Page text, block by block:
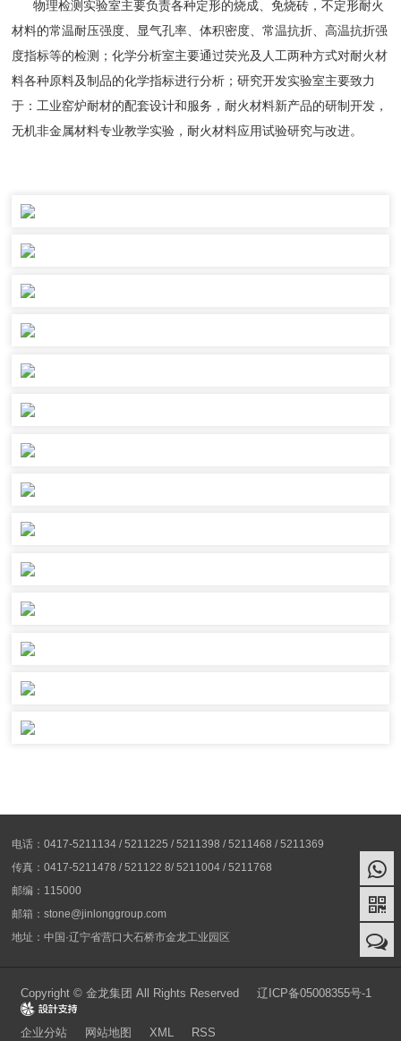
物理检测实验室主要负责各种定形的烧成、免烧砖，不定形耐火
材料的常温耐压强度、显气孔率、体积密度、常温抗折、高温抗折强
度指标等的检测；化学分析室主要通过荧光及人工两种方式对耐火材
料各种原料及制品的化学指标进行分析；研究开发实验室主要致力
于：工业窑炉耐材的配套设计和服务，耐火材料新产品的研制开发，
无机非金属材料专业教学实验，耐火材料应用试验研究与改进。
电话：0417-5211134 / 5211225 / 5211398 / 5211468 / 5211369
传真：0417-5211478 / 521122 8/ 5211004 / 5211768
邮编：115000
邮箱：stone@jinlonggroup.com
地址：中国·辽宁省营口大石桥市金龙工业园区
Copyright © 金龙集团 All Rights Reserved
辽ICP备05008355号-1
Design
企业分站
网站地图 XML RSS